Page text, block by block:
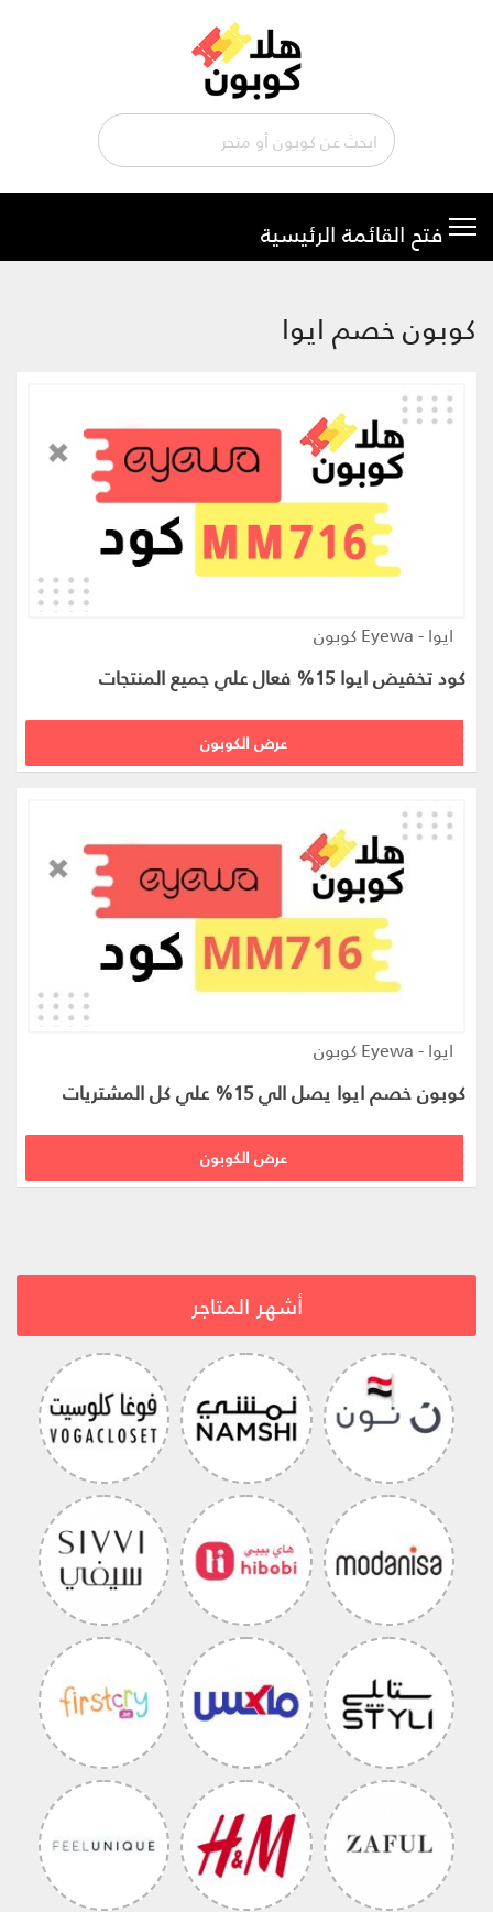
تخطي
إلى
كوبون خصم ايوا
ايوا - Eyewa كوبون
كود تخفيض ايوا 15% فعال علي جميع المنتجات
عرض الكوبون
ايوا - Eyewa كوبون
كوبون خصم ايوا يصل الي 15% علي كل المشتريات
عرض الكوبون
أشهر المتاجر